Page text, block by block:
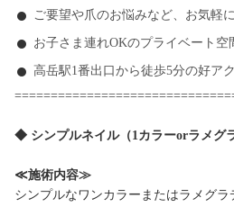
ご要望や爪のお悩みなど、お気軽
お子さま連れOKのプライベート空
高岳駅1番出口から徒歩5分の好ア
◆ シンプルネイル（1カラーorラメグ
≪施術内容≫
シンプルなワンカラーまたはラメグ